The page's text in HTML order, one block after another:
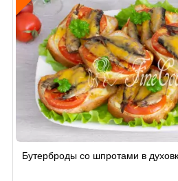
поБутерброды со шпротами в